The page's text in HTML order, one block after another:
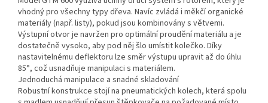
vhodný pro všechny typy dřeva. Navíc zvládá i měkčí organické
materiály (např. listy), pokud jsou kombinovány s větvemi.
Výstupní otvor je navržen pro optimální proudění materiálu a je
dostatečně vysoko, aby pod něj šlo umístit kolečko. Díky
nastavitelnému deflektoru lze směr výstupu upravit až do úhlu
85°, což usnadňuje manipulaci s materiálem.
Jednoduchá manipulace a snadné skladování
Robustní konstrukce stojí na pneumatických kolech, která spolu